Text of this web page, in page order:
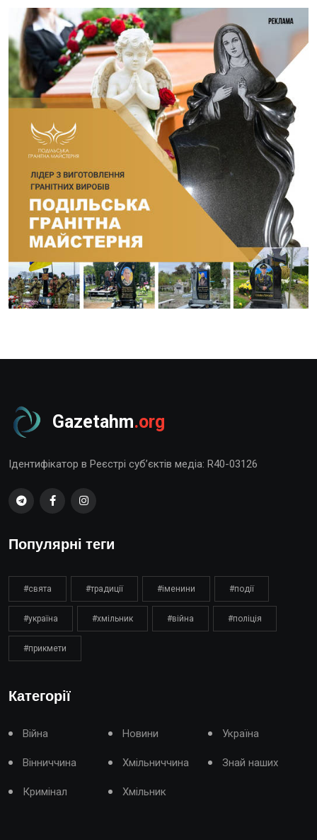
Gazetahm.org
Ідентифікатор в Реєстрі суб’єктів медіа: R40-03126
Популярні теги
#свята #традиції #іменини #події
#україна #хмільник #війна #поліція
#прикмети
Категорії
Війна Новини Україна
Вінниччина Хмільниччина Знай наших
Кримінал Хмільник